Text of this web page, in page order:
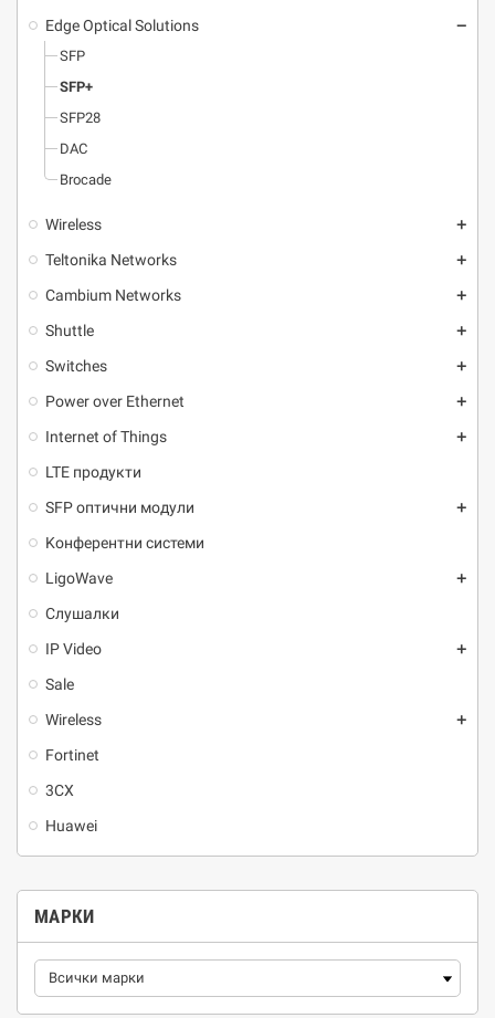
Edge Optical Solutions remove
SFP
SFP+
SFP28
DAC
Brocade
Wireless add
Teltonika Networks add
Cambium Networks add
Shuttle add
Switches add
Power over Ethernet add
Internet of Things add
LTE продукти
SFP оптични модули
add
Kонферентни системи
LigoWave
add
Слушалки
IP Video
add
Sale
Wireless
add
Fortinet
3CX
Huawei
МАРКИ